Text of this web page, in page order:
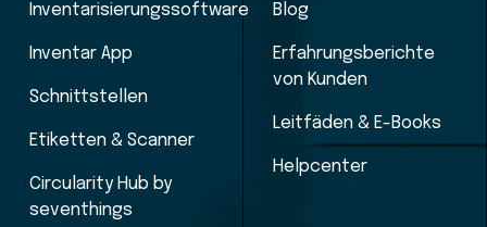
Inventarisierungssoftware
Inventar App
Schnittstellen
Etiketten & Scanner
Circularity Hub by
seventhings
Blog
Erfahrungsberichte
von Kunden
Leitfäden & E-Books
Helpcenter